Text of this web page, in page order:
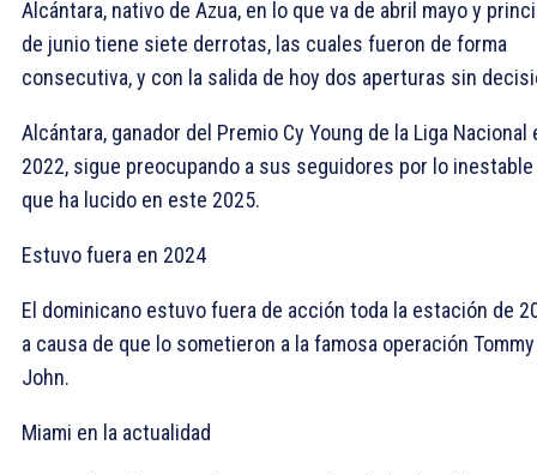
Alcántara, nativo de Azua, en lo que va de abril mayo y
de junio tiene siete derrotas, las cuales fueron de forma
consecutiva, y con la salida de hoy dos aperturas sin
Alcántara, ganador del Premio Cy Young de la Liga Nacional
2022, sigue preocupando a sus seguidores por lo inestable
que ha lucido en este 2025.
Estuvo fuera en 2024
El dominicano estuvo fuera de acción toda la estación de
a causa de que lo sometieron a la famosa operación Tommy
John.
Miami en la actualidad